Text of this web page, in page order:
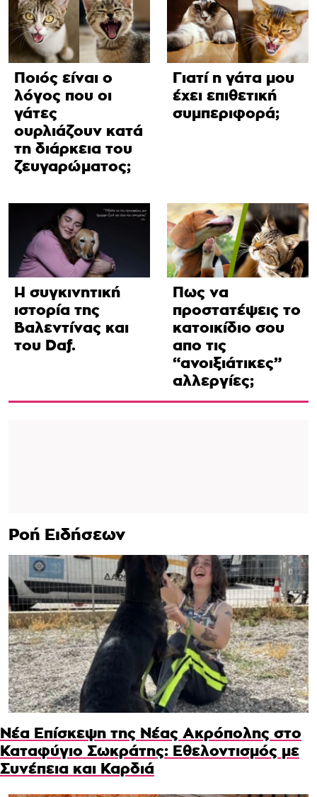
Ποιός είναι ο
λόγος που οι
γάτες
ουρλιάζουν κατά
τη διάρκεια του
ζευγαρώματος;
Γιατί η γάτα μου
έχει επιθετική
συμπεριφορά;
Η συγκινητική
ιστορία της
Βαλεντίνας και
του Daf.
Πως να
προστατέψεις το
κατοικίδιο σου
απο τις
“ανοιξιάτικες”
αλλεργίες;
Ροή Ειδήσεων
Νέα Επίσκεψη της Νέας Ακρόπολης στο
Καταφύγιο Σωκράτης: Εθελοντισμός με
Συνέπεια και Καρδιά